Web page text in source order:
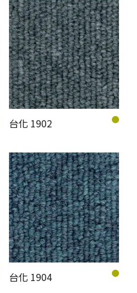
台化 1902
台化 1904